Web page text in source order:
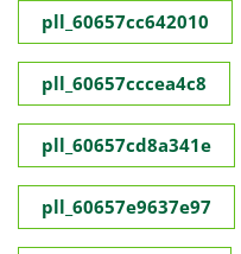
pll_60657cc642010
pll_60657cccea4c8
pll_60657cd8a341e
pll_60657e9637e97